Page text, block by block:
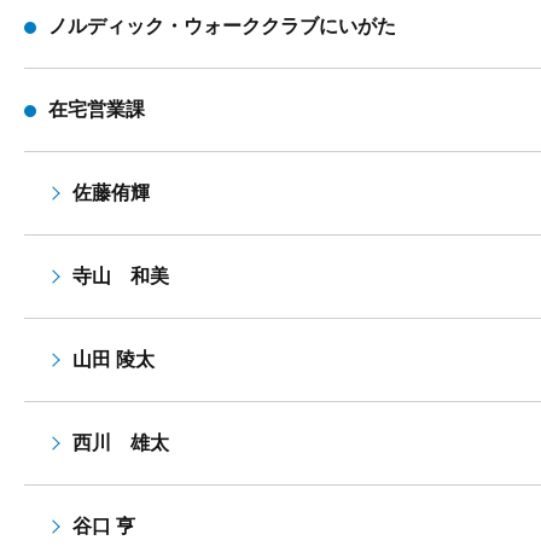
ノルディック・ウォーククラブにいがた
在宅営業課
佐藤侑輝
寺山 和美
山田 陵太
西川 雄太
谷口 亨